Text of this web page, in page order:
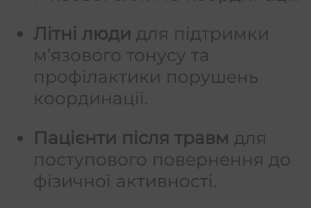
Літні люди для підтримки
м’язового тонусу та
профілактики порушень
координації.
Пацієнти після травм для
поступового повернення до
фізичної активності.